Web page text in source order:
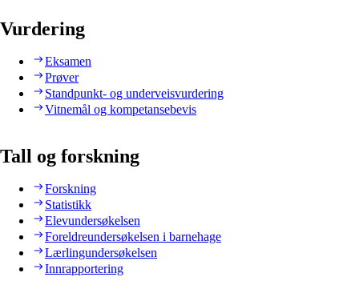
Vurdering
Eksamen
Prøver
Standpunkt- og underveisvurdering
Vitnemål og kompetansebevis
Tall og forskning
Forskning
Statistikk
Elevundersøkelsen
Foreldreundersøkelsen i barnehage
Lærlingundersøkelsen
Innrapportering